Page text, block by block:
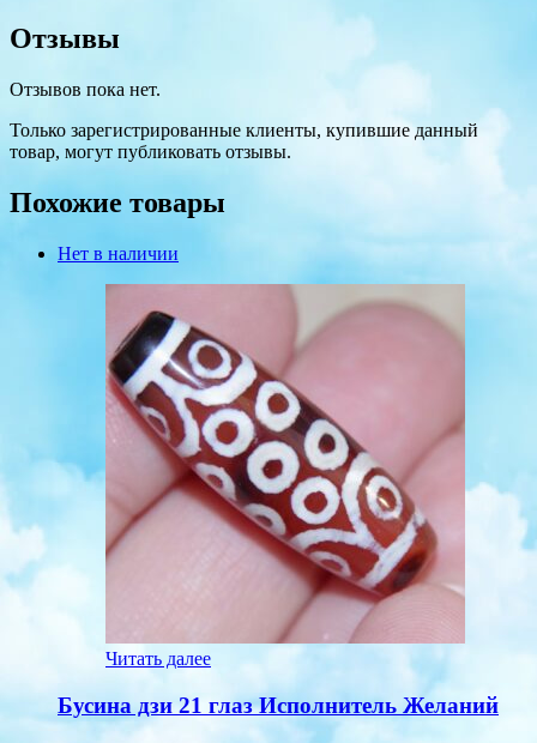
Отзывы
Отзывов пока нет.
Только зарегистрированные клиенты, купившие данный
товар, могут публиковать отзывы.
Похожие товары
Нет в наличии
Читать далее
Бусина дзи 21 глаз Исполнитель Желаний